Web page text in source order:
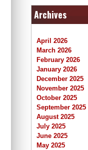
Archives
April 2026
March 2026
February 2026
January 2026
December 2025
November 2025
October 2025
September 2025
August 2025
July 2025
June 2025
May 2025